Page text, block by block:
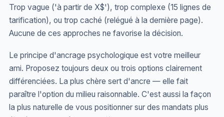
Trop vague ('à partir de X$'), trop complexe (15 lignes de
tarification), ou trop caché (relégué à la dernière page).
Aucune de ces approches ne favorise la décision.
Le principe d'ancrage psychologique est votre meilleur
ami. Proposez toujours deux ou trois options clairement
différenciées. La plus chère sert d'ancre — elle fait
paraître l'option du milieu raisonnable. C'est aussi la façon
la plus naturelle de vous positionner sur des mandats plus